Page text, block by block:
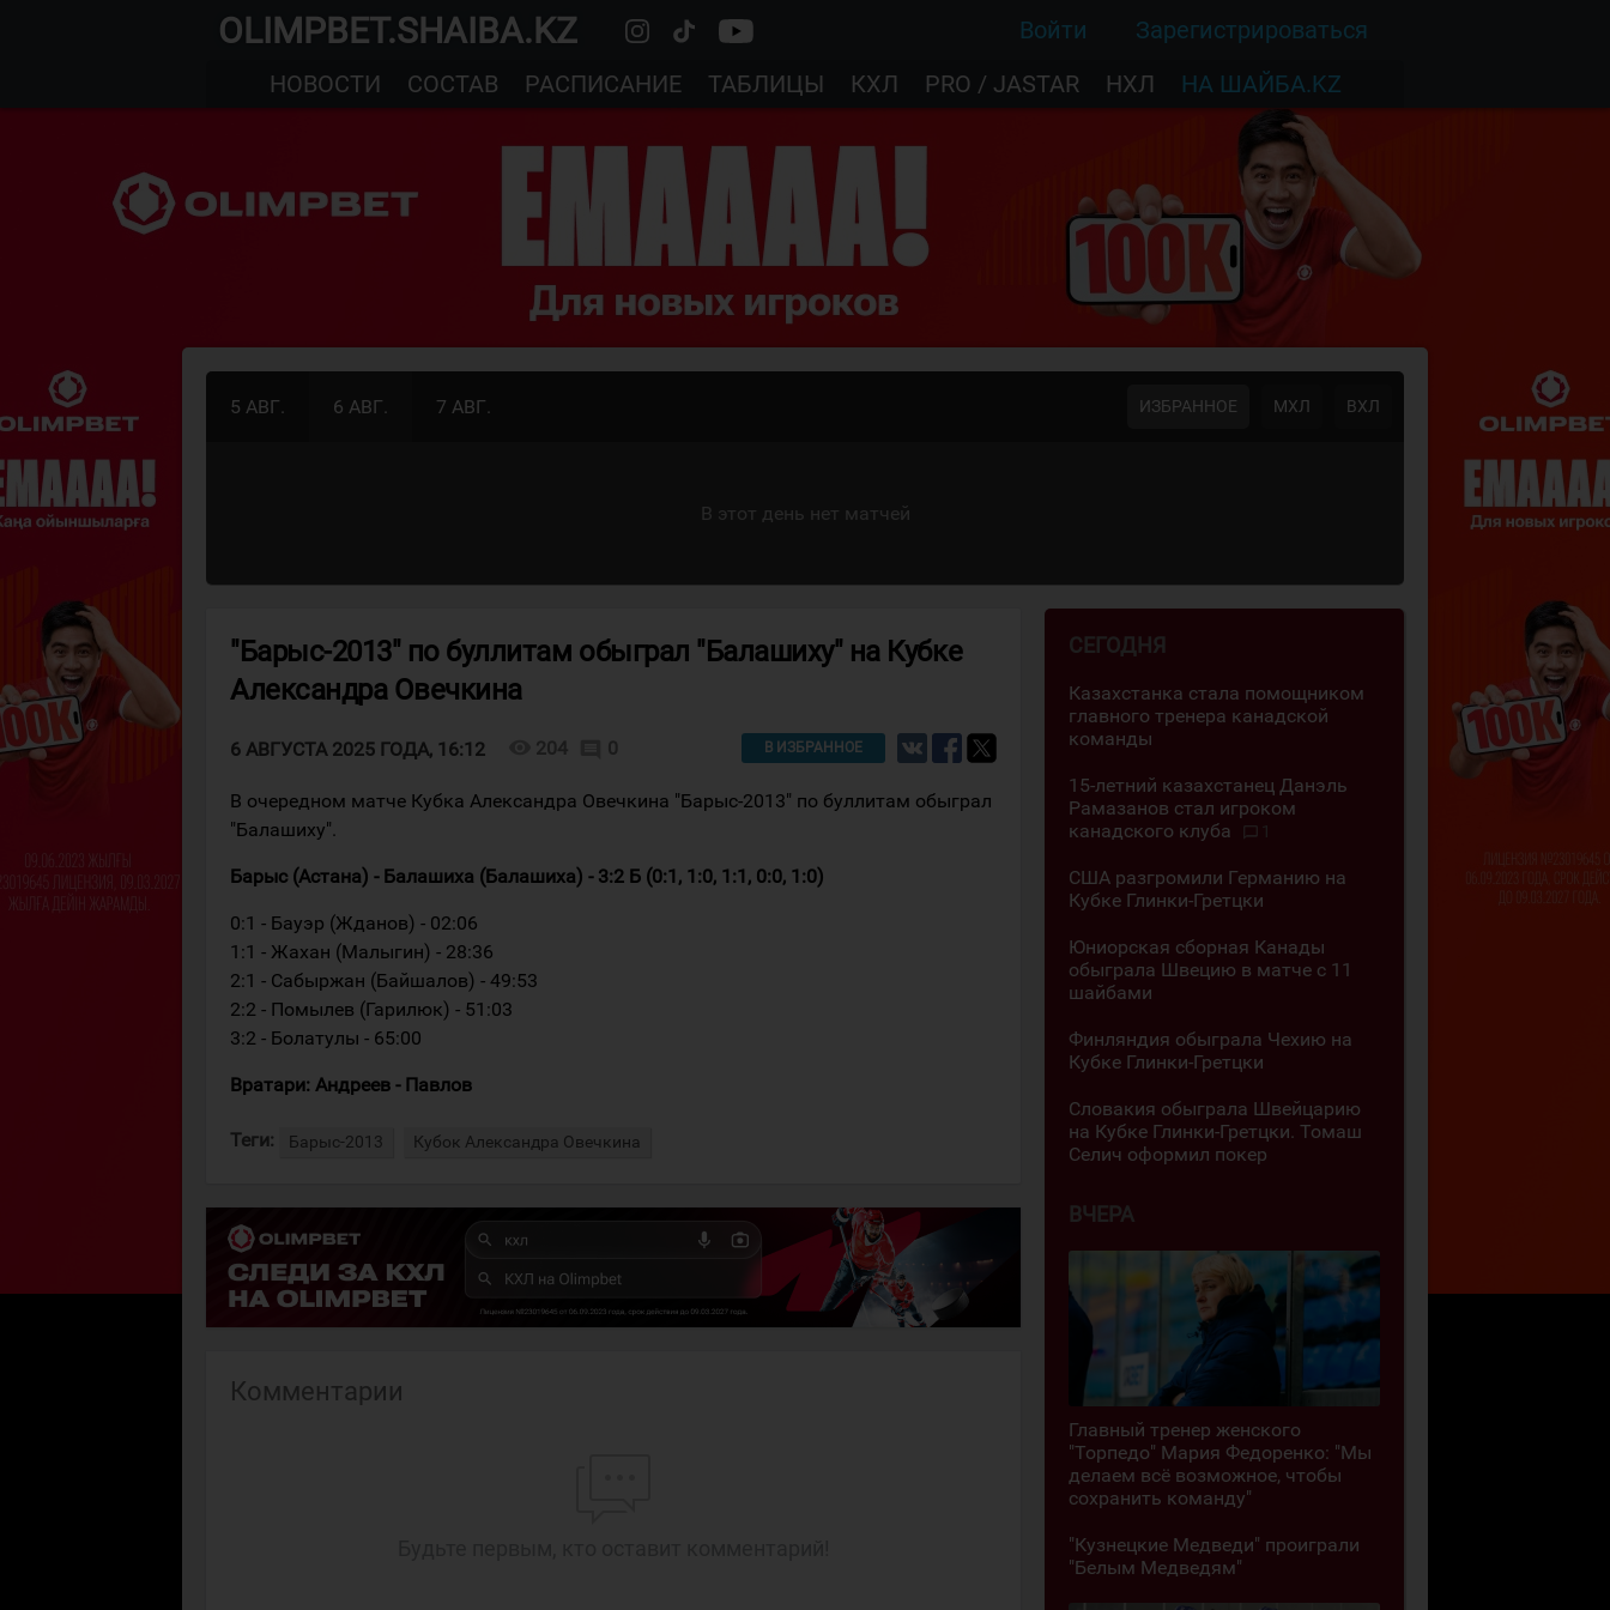
OLIMPBET.SHAIBA.KZ Войти
Зарегистрироваться
НОВОСТИ
СОСТАВ РАСПИСАНИЕ ТАБЛИЦЫ КХЛ PRO / JASTAR НХЛ НА ШАЙБА.KZ
5 АВГ. 6 АВГ. 7 АВГ. ИЗБРАННОЕ МХЛ ВХЛ
В этот день нет матчей
"Барыс-2013" по буллитам обыграл "Балашиху" на Кубке
Александра Овечкина
6 АВГУСТА 2025 ГОДА, 16:12 204 0 В ИЗБРАННОЕ
В очередном матче Кубка Александра Овечкина "Барыс-2013" по буллитам обыграл
"Балашиху".
Барыс (Астана) - Балашиха (Балашиха) - 3:2 Б (0:1, 1:0, 1:1, 0:0, 1:0)
0:1 - Бауэр (Жданов) - 02:06
1:1 - Жахан (Малыгин) - 28:36
2:1 - Сабыржан (Байшалов) - 49:53
2:2 - Помылев (Гарилюк) - 51:03
3:2 - Болатулы - 65:00
Вратари: Андреев - Павлов
Теги: Барыс-2013 Кубок Александра Овечкина
Комментарии
СЕГОДНЯ
Казахстанка стала помощником
главного тренера канадской
команды
15-летний казахстанец Данэль
Рамазанов стал игроком
канадского клуба
1
США разгромили Германию на
Кубке Глинки-Гретцки
Юниорская сборная Канады
обыграла Швецию в матче с 11
шайбами
Финляндия обыграла Чехию на
Кубке Глинки-Гретцки
Словакия обыграла Швейцарию
на Кубке Глинки-Гретцки. Томаш
Селич оформил покер
ВЧЕРА
Главный тренер женского
"Торпедо" Мария Федоренко: "Мы
делаем всё возможное, чтобы
сохранить команду"
"Кузнецкие Медведи" проиграли
"Белым Медведям"